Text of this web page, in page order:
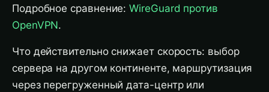
Подробное сравнение: WireGuard против
OpenVPN.
Что действительно снижает скорость: выбор
сервера на другом континенте, маршрутизация
через перегруженный дата-центр или